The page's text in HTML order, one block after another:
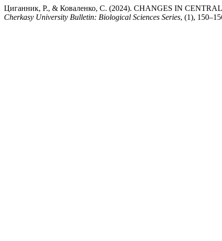
Циганник, Р., & Коваленко, С. (2024). CHANGES IN
Cherkasy University Bulletin: Biological Sciences Series, (1),